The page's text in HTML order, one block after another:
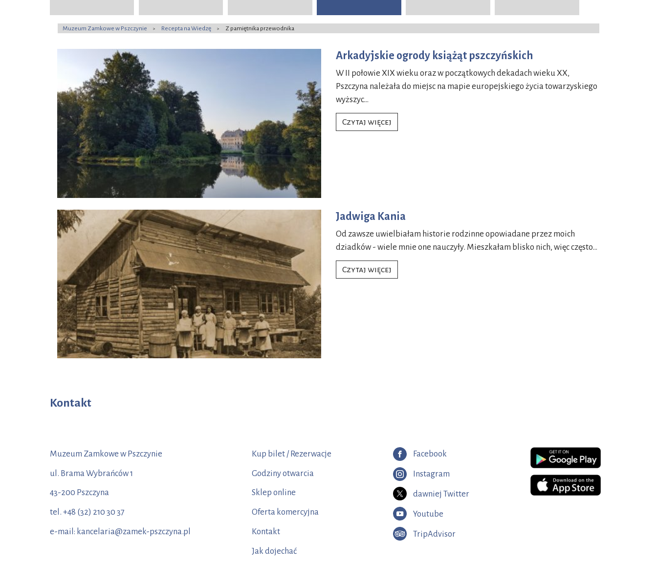
Muzeum Zamkowe w Pszczynie > Recepta na Wiedzę > Z pamiętnika przewodnika
Arkadyjskie ogrody książąt pszczyńskich
W II połowie XIX wieku oraz w początkowych dekadach wieku XX,
Pszczyna należała do miejsc na mapie europejskiego życia towarzyskiego
wyższyc…
Arkadyjskie ogrody książąt pszczyńskich
Czytaj więcej
Jadwiga Kania
Od zawsze uwielbiałam historie rodzinne opowiadane przez moich
dziadków - wiele mnie one nauczyły. Mieszkałam blisko nich, więc często…
Jadwiga Kania
Czytaj więcej
Kontakt
Muzeum Zamkowe w Pszczynie
ul. Brama Wybrańców 1
43-200 Pszczyna
tel. +48 (32) 210 30 37
e-mail: kancelaria@zamek-pszczyna.pl
Kup bilet / Rezerwacje
Godziny otwarcia
Sklep online
Oferta komercyjna
Kontakt
Jak dojechać
Facebook
Instagram
dawniej Twitter
Youtube
TripAdvisor